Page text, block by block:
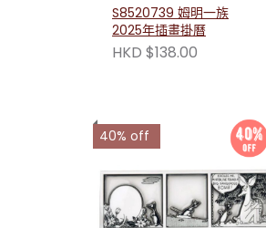
S8520739 姆明一族
2025年插畫掛曆
HKD $138.00
40% off